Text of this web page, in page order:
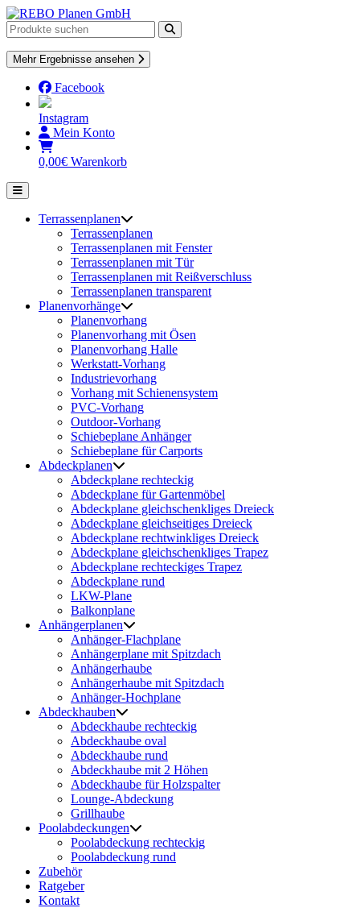
Skip
to
content
Mehr Ergebnisse ansehen
Facebook
Instagram
Mein Konto
0,00€ Warenkorb
Terrassenplanen
Terrassenplanen
Terrassenplanen mit Fenster
Terrassenplanen mit Tür
Terrassenplanen mit Reißverschluss
Terrassenplanen transparent
Planenvorhänge
Planenvorhang
Planenvorhang mit Ösen
Planenvorhang Halle
Werkstatt-Vorhang
Industrievorhang
Vorhang mit Schienensystem
PVC-Vorhang
Outdoor-Vorhang
Schiebeplane Anhänger
Schiebeplane für Carports
Abdeckplanen
Abdeckplane rechteckig
Abdeckplane für Gartenmöbel
Abdeckplane gleichschenkliges Dreieck
Abdeckplane gleichseitiges Dreieck
Abdeckplane rechtwinkliges Dreieck
Abdeckplane gleichschenkliges Trapez
Abdeckplane rechteckiges Trapez
Abdeckplane rund
LKW-Plane
Balkonplane
Anhängerplanen
Anhänger-Flachplane
Anhängerplane mit Spitzdach
Anhängerhaube
Anhängerhaube mit Spitzdach
Anhänger-Hochplane
Abdeckhauben
Abdeckhaube rechteckig
Abdeckhaube oval
Abdeckhaube rund
Abdeckhaube mit 2 Höhen
Abdeckhaube für Holzspalter
Lounge-Abdeckung
Grillhaube
Poolabdeckungen
Poolabdeckung rechteckig
Poolabdeckung rund
Zubehör
Ratgeber
Kontakt